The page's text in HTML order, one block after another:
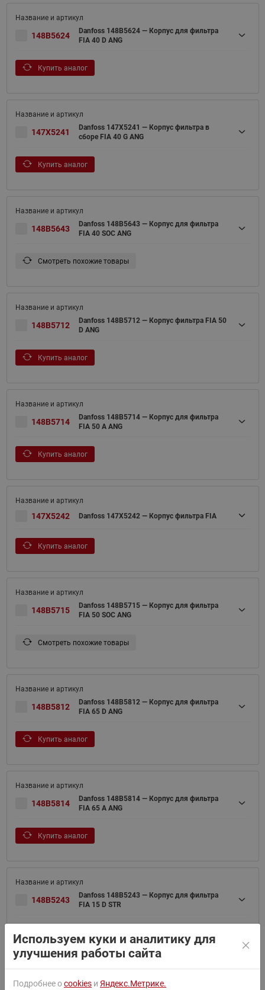
148B5624
Danfoss 148B5624 — Корпус для фильтра
FIA 40 D ANG
Купить аналог
147X5241
Danfoss 147X5241 — Корпус фильтра в
сборе FIA 40 G ANG
Купить аналог
148B5643
Danfoss 148B5643 — Корпус для фильтра
FIA 40 SOC ANG
Смотреть похожие товары
148B5712
Danfoss 148B5712 — Корпус фильтра FIA 50
D ANG
Купить аналог
148B5714
Danfoss 148B5714 — Корпус для фильтра
FIA 50 A ANG
Купить аналог
147X5242 Danfoss 147X5242 — Корпус фильтра FIA
Купить аналог
148B5715
Danfoss 148B5715 — Корпус для фильтра
FIA 50 SOC ANG
Смотреть похожие товары
148B5812
Danfoss 148B5812 — Корпус для фильтра
FIA 65 D ANG
Купить аналог
148B5814
Danfoss 148B5814 — Корпус для фильтра
FIA 65 A ANG
Купить аналог
148B5243
Danfoss 148B5243 — Корпус для фильтра
FIA 15 D STR
Используем куки и аналитику для
улучшения работы сайта
Подробнее оcookies и Яндекс.Метрике.